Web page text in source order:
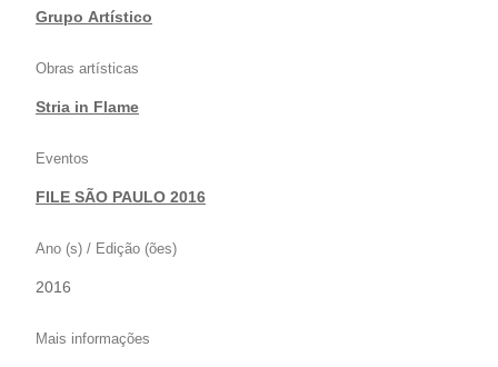
|Grupo Artístico
Obras artísticas
Stria in Flame
Eventos
FILE SÃO PAULO 2016
Ano (s) / Edição (ões)
2016
Mais informações